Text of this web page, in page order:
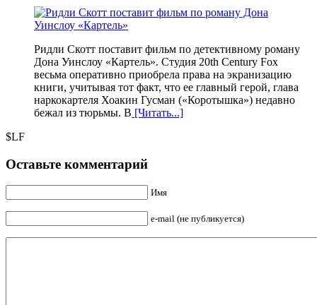
Ридли Скотт поставит фильм по детективному роману
Дона Уинслоу «Картель». Студия 20th Century Fox
весьма оперативно приобрела права на экранизацию
книги, учитывая тот факт, что ее главный герой, глава
наркокартеля Хоакин Гусман («Коротышка») недавно
бежал из тюрьмы. В [Читать...]
$LF
Оставьте комментарий
Имя
e-mail (не публикуется)